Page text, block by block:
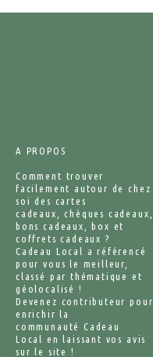
A PROPOS
Comment trouver
facilement autour de chez
soi des cartes
cadeaux, chèques cadeaux,
bons cadeaux, box et
coffrets cadeaux ?
Cadeau Local a référencé
pour vous le meilleur,
classé par thématique et
géolocalisé !
Devenez contributeur pour
enrichir la
communauté Cadeau
Local en laissant vos avis
sur le site !